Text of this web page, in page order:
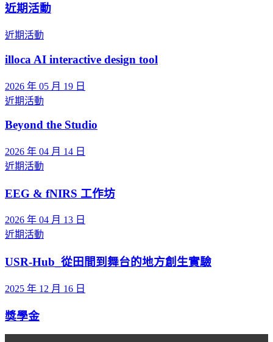
近期活動
近期活動
illoca AI interactive design tool
2026 年 05 月 19 日
近期活動
Beyond the Studio
2026 年 04 月 14 日
近期活動
EEG & fNIRS 工作坊
2026 年 04 月 13 日
近期活動
USR-Hub_從田間到舞台的地方創生實驗
2025 年 12 月 16 日
獎學金